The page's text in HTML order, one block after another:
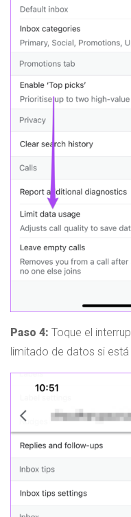
Paso 4: Toque el
limitado de datos si